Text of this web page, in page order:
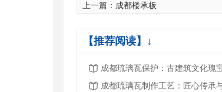
上一篇： 成都楼承板
【推荐阅读】↓
成都琉璃瓦保护：古建筑文化瑰
成都琉璃瓦制作工艺：匠心传承